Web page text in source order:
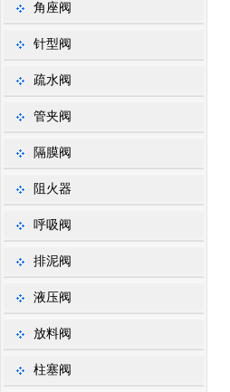
角座阀
针型阀
疏水阀
管夹阀
隔膜阀
阻火器
呼吸阀
排泥阀
液压阀
放料阀
柱塞阀